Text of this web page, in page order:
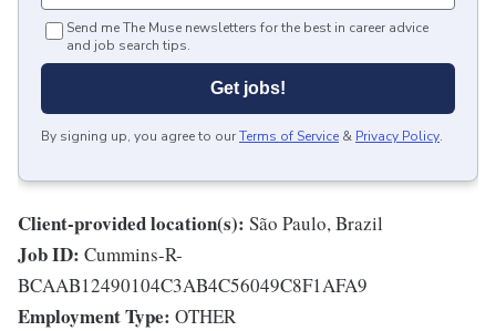
Send me The Muse newsletters for the best in career advice
and job search tips.
Get jobs!
By signing up, you agree to ourTerms of Service & Privacy Policy.
Client-provided location(s): São Paulo, Brazil
Job ID: Cummins-R-
BCAAB12490104C3AB4C56049C8F1AFA9
Employment Type: OTHER